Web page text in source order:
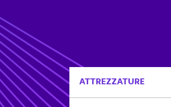
ATTREZZATURE